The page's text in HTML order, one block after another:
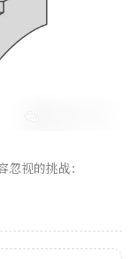
视的挑战：